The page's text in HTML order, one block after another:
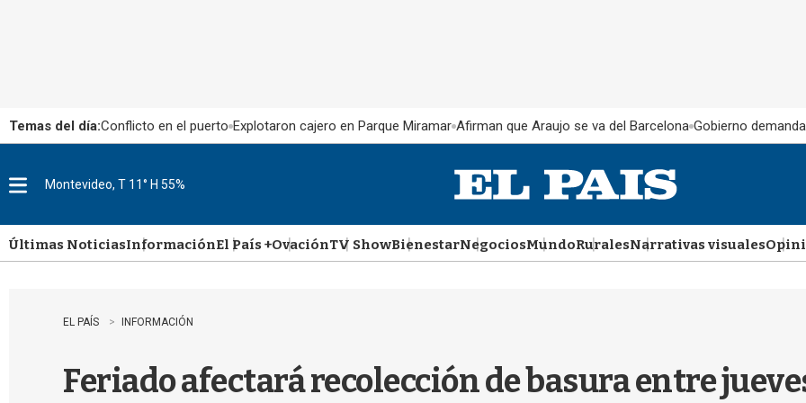
Temas del día:Conflicto en el puerto Explotaron cajero en Parque Miramar Afirman que Araujo se va del Barcelona Gobierno
u
Montevideo, T 11° H 55%
Últimas NoticiasInformaciónEl País +OvaciónTV ShowBienestarNegociosMundoRuralesNarrativas visuales
EL PAÍS INFORMACIÓN
Feriado afectará recolección de basura entre